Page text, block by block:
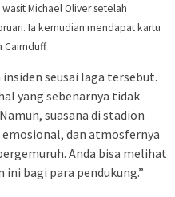
Michael Oliver setelah
Ia kemudian mendapat kartu
Cairnduff
seusai laga tersebut.
yang sebenarnya tidak
suasana di stadion
dan atmosfernya
Anda bisa melihat
bagi para pendukung.”